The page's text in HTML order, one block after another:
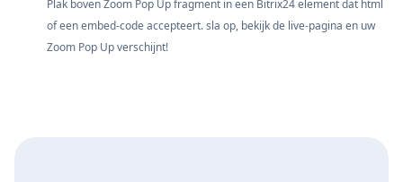
Plak boven Zoom Pop Up fragment in een Bitrix24 element dat html
of een embed-code accepteert. sla op, bekijk de live-pagina en uw
Zoom Pop Up verschijnt!